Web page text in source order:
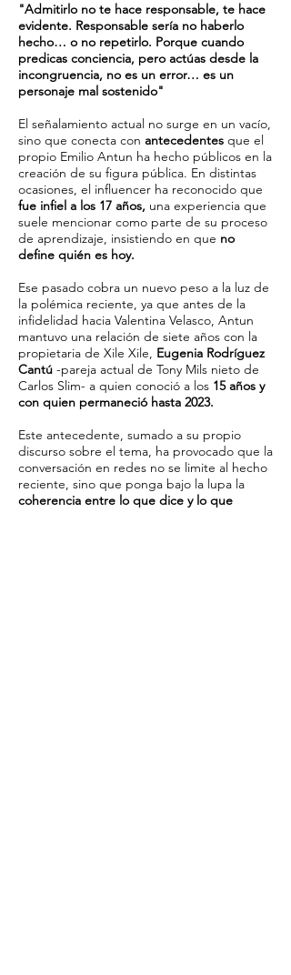
"Admitirlo no te hace responsable, te hace
evidente. Responsable sería no haberlo
hecho… o no repetirlo. Porque cuando
predicas conciencia, pero actúas desde la
incongruencia, no es un error… es un
personaje mal sostenido"
El señalamiento actual no surge en un vacío,
sino que conecta con antecedentes que el
propio Emilio Antun ha hecho públicos en la
creación de su figura pública. En distintas
ocasiones, el influencer ha reconocido que
fue infiel a los 17 años, una experiencia que
suele mencionar como parte de su proceso
de aprendizaje, insistiendo en que no
define quién es hoy.
Ese pasado cobra un nuevo peso a la luz de
la polémica reciente, ya que antes de la
infidelidad hacia Valentina Velasco, Antun
mantuvo una relación de siete años con la
propietaria de Xile Xile, Eugenia Rodríguez
Cantú -pareja actual de Tony Mils nieto de
Carlos Slim- a quien conoció a los 15 años y
con quien permaneció hasta 2023.
Este antecedente, sumado a su propio
discurso sobre el tema, ha provocado que la
conversación en redes no se limite al hecho
reciente, sino que ponga bajo la lupa la
coherencia entre lo que dice y lo que